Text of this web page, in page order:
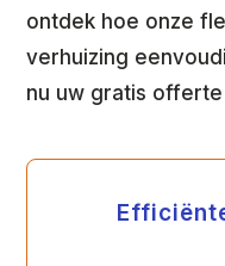
ontdek hoe onze
verhuizing
nu uw gratis offerte